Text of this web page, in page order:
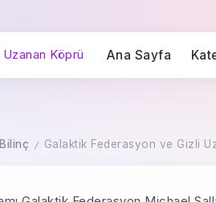
Ana Sayfa
Bilinç / Galaktik Federasyon ve Gizli